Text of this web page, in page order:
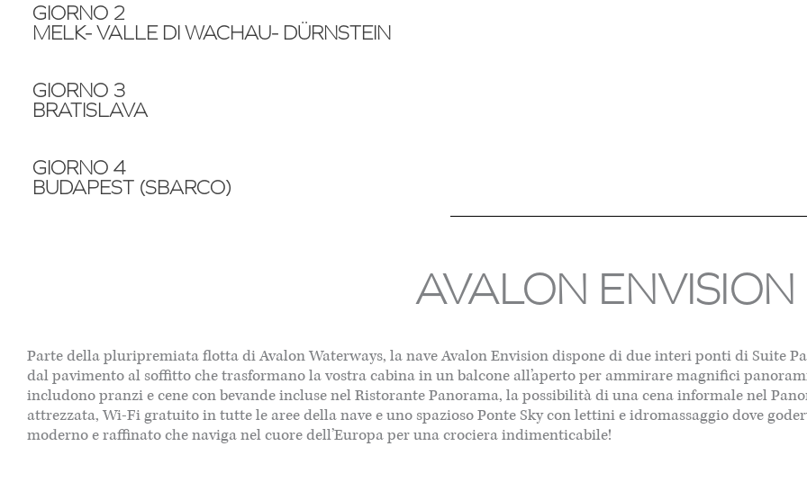
GIORNO 2
MELK- VALLE DI WACHAU- DÜRNSTEIN
GIORNO 3
BRATISLAVA
GIORNO 4
BUDAPEST (SBARCO)
AVALON ENVISION
Parte della pluripremiata flotta di Avalon Waterways, la nave Avalon Envision dispone di due interi ponti di Suite
dal pavimento al soffitto che trasformano la vostra cabina in un balcone all’aperto per ammirare magnifici
includono pranzi e cene con bevande incluse nel Ristorante Panorama, la possibilità di una cena informale nel
attrezzata, Wi-Fi gratuito in tutte le aree della nave e uno spazioso Ponte Sky con lettini e idromassaggio dove
moderno e raffinato che naviga nel cuore dell’Europa per una crociera indimenticabile!